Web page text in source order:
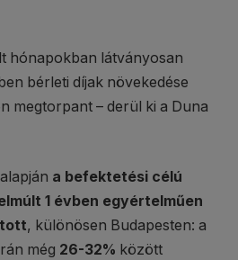
hónapokban látványosan
bérleti díjak növekedése
megtorpant – derül ki a Duna
a befektetési célú
1 évben egyértelműen
, különösen Budapesten: a
még 26-32% között